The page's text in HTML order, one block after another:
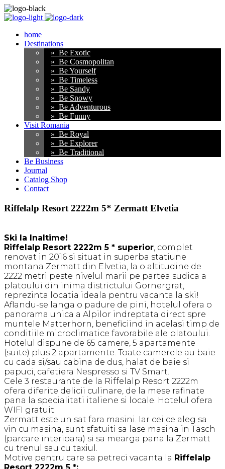
home
Destinations
» Be Exotic
» Be Cosmopolitan
» Be Yourself
» Be Timeless
» Be Sandy
» Be Snowy
» Be Adventurous
» Be Funny
Visit Romania
» Be Royal
» Be Explorer
» Be Traditional
Be Business
Journal
Catalog Shop
Contact
Riffelalp Resort 2222m 5* Zermatt Elvetia
Ski la Inaltime!
Riffelalp Resort 2222m 5 * superior, complet
renovat in 2016 si situat in superba statiune
montana Zermatt din Elvetia, la o altitudine de
2222 metri peste nivelul marii pe partea sudica a
platoului din inima districtului Gornergrat,
reprezinta locatia ideala pentru vacanta la ski!
Aflandu-se langa o padure de pini, hotelul ofera o
panorama unica a Alpilor indreptata direct spre
muntele Matterhorn, beneficiind in acelasi timp de
conditiile microclimatice favorabile ale platoului.
Hotelul dispune de 65 camere, 5 apartamente
(suite) plus 2 apartamente. Toate camerele au baie
cu cada si/sau cabina de dus, halat de baie si
papuci, cafetiera Nespresso si TV Smart.
Cele 3 restaurante de la Riffelalp Resort 2222m
ofera diferite delicii culinare, de la mese rafinate
pana la specialitati italiene si locale. Hotelul ofera
WIFI gratuit.
Zermatt este un sat fara masini. Iar cei ce aleg sa
vin cu masina, sunt sfatuiti sa lase masina in Täsch
(parcare interioara) si sa mearga pana la Zermatt
cu trenul sau cu taxiul.
Motive pentru care sa petreci vacanta la Riffelalp